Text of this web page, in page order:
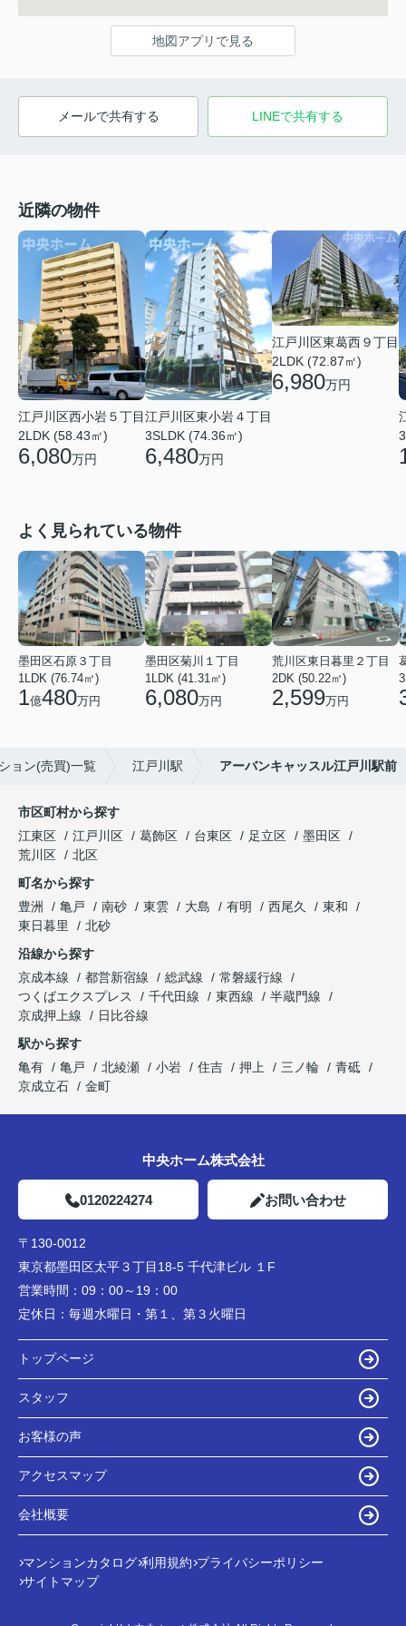
地図アプリで見る
メールで共有する LINEで共有する
近隣の物件
江戸川区西小岩５丁目
2LDK (58.43㎡)
6,080万円
江戸川区東小岩４丁目
3SLDK (74.36㎡)
6,480万円
江戸川区東葛西９丁目
2LDK (72.87㎡)
6,980万円
よく見られている物件
墨田区石原３丁目
1LDK (76.74㎡)
1億480万円
墨田区菊川１丁目
1LDK (41.31㎡)
6,080万円
荒川区東日暮里２丁目
2DK (50.22㎡)
2,599万円
ョン(売買)一覧 江戸川駅 アーバンキャッスル江戸川駅前
市区町村から探す
江東区
江戸川区 葛飾区 台東区 足立区
墨田区
荒川区
北区
町名から探す
豊洲
亀戸 南砂 東雲 大島 有明 西尾久
東和
東日暮里
北砂
沿線から探す
京成本線
都営新宿線 総武線
常磐緩行線
つくばエクスプレス
千代田線 東西線
半蔵門線
京成押上線
日比谷線
駅から探す
亀有
亀戸 北綾瀬 小岩 住吉 押上 三ノ輪
青砥
京成立石
金町
中央ホーム株式会社
0120224274 お問い合わせ
〒130-0012
東京都墨田区太平３丁目18-5 千代津ビル １F
営業時間： 09：00～19：00
定休日： 毎週水曜日・第１、第３火曜日
トップページ
スタッフ
お客様の声
アクセスマップ
会社概要
マンションカタログ 利用規約 プライバシーポリシー
サイトマップ